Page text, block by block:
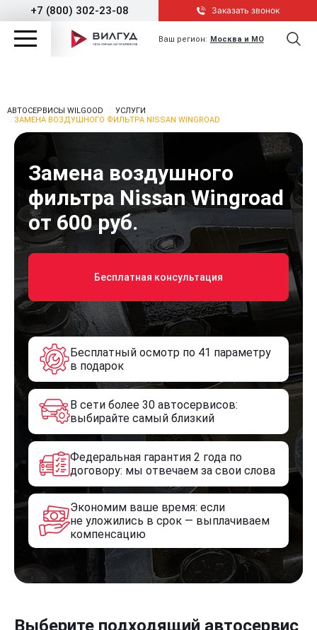
+7 (800) 302-23-08 Заказать звонок
Ваш регион: Москва и МО
АВТОСЕРВИСЫ WILGOOD
УСЛУГИ
ЗАМЕНА ВОЗДУШНОГО ФИЛЬТРА NISSAN WINGROAD
Замена воздушного
фильтра Nissan Wingroad
от 600 руб.
Бесплатная консультация
Бесплатный осмотр по 41 параметру
в подарок
В сети более 30 автосервисов:
выбирайте самый близкий
Федеральная гарантия 2 года по
договору: мы отвечаем за свои слова
Экономим ваше время: если
не уложились в срок — выплачиваем
компенсацию
Выберите подходящий автосервис